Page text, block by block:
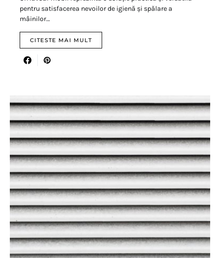
pentru satisfacerea nevoilor de igienă și spălare a
mâinilor…
CITESTE MAI MULT